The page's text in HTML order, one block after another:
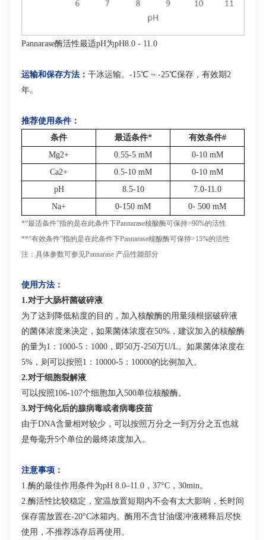
Pannarase酶活性最适pH为pH8.0 - 11.0
运输和保存方法： 干冰运输。 -15℃ ~ -25℃保存，有效期2
年。
推荐使用条件：
条件
最适条件* 有效条件#
Mg2+ 0.55-5 mM
0-10 mM
Ca2+ 0.5-10 mM
0-10 mM
pH
8.5-10
7.0-11.0
Na+ 0-150 mM 0- 500 mM
*“最适条件”指的是在此条件下Pannarase核酸酶可保持>90%的活性
**“有效条件”指的是在此条件下Pannarase核酸酶可保持>15%的活性
注：具体参数可参见Pannarase 产品性能部分
使用方法：
1.对于大肠杆菌破碎液
为了达到降低粘度的目的，加入核酸酶的用量须根据破碎液
的菌体浓度来决定，如果菌体浓度在50% ，建议加入的核酸酶
的量为1 ： 1000-5 ： 1000 ，即50万-250万U/L。如果菌体浓度在
5% ，则可以按照1 ： 10000-5 ： 10000的比例加入。
2.对于细胞裂解液
可以按照106-107个细胞加入500单位核酸酶。
3.对于纯化后的腺病毒或者病毒疫苗
由于DNA含量相对较少，可以按照万分之一到万分之五也就
是每毫升5个单位的最终浓度加入。
注意事项：
1.酶的最佳作用条件为pH 8.0–11.0 ， 37°C ， 30min。
2.酶活性比较稳定，室温放置短期内不会有太大影响，长时间
保存需放置在-20°C冰箱内。酶用不含甘油缓冲液稀释后尽快
使用，不推荐冻存后再使用。